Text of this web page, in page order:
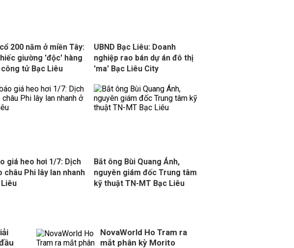
200 năm ở miền Tây:
giường 'độc' hàng
tử Bạc Liêu
UBND Bạc Liêu: Doanh
nghiệp rao bán dự án đô thị
'ma' Bạc Liêu City
giá heo hơi 1/7: Dịch
châu Phi lây lan nhanh
Bắt ông Bùi Quang Ánh,
nguyên giám đốc Trung tâm
kỹ thuật TN-MT Bạc Liêu
NovaWorld Ho Tram ra
mắt phân kỳ Morito